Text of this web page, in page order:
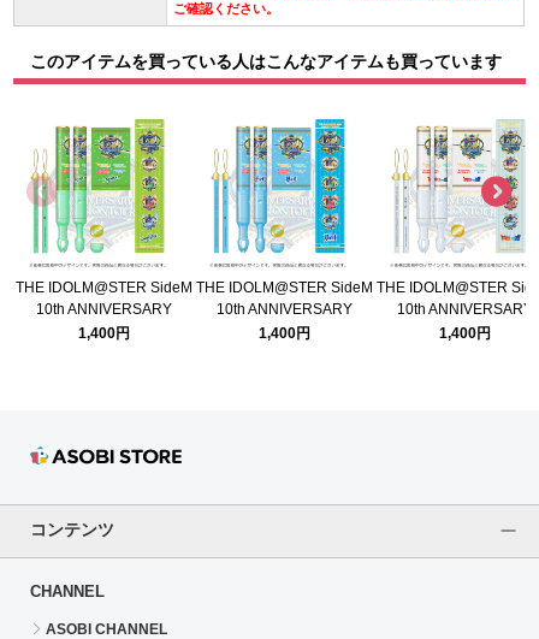
ご確認ください。
このアイテムを買っている人はこんなアイテムも買っています
THE IDOLM@STER SideM
10th ANNIVERSARY
P@SSION TOUR 公式コン
1,400円
THE IDOLM@STER SideM
10th ANNIVERSARY
P@SSION TOUR 公式コン
1,400円
THE IDOLM@STER
10th ANNIVERSARY
P@SSION TOUR 公式
1,400円
コンテンツ
CHANNEL
ASOBI CHANNEL